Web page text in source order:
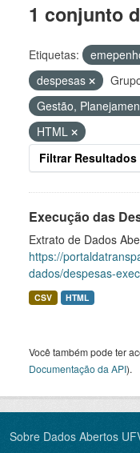
1 conjunto
Etiquetas:
despesas
Gestão,
HTML
Filtrar Resultados
Execução das
Extrato de Dados
https://
dados/despesas-
CSV HTML
Você também pode ter
Documentação da API).
Sobre Dados Abertos